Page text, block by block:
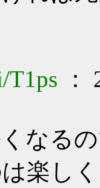
：
なる
楽し